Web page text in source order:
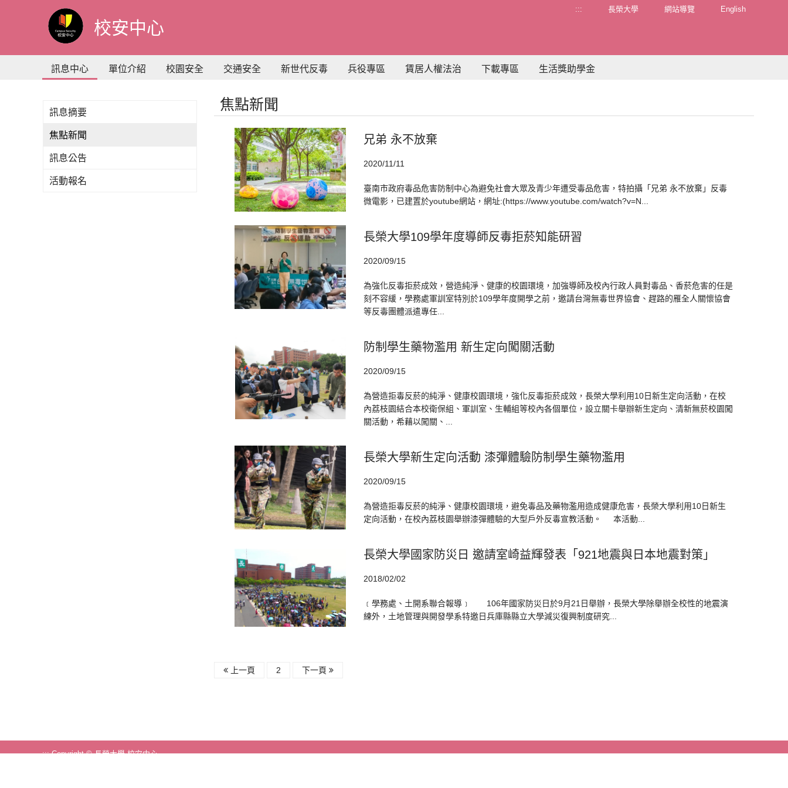
主
要
內
容
校安中心
::: 長榮大學 網站導覽 English
訊息中心 單位介紹 校園安全 交通安全 新世代反毒 兵役專區 賃居人權法治 下載專區 生活獎助學金
焦點新聞
兄弟 永不放棄
2020/11/11
臺南市政府毒品危害防制中心為避免社會大眾及青少年遭受毒品危害，特拍攝「兄弟 永不放棄」反毒
微電影，已建置於youtube網站，網址:(https://www.youtube.com/watch?v=N...
長榮大學109學年度導師反毒拒菸知能研習
2020/09/15
為強化反毒拒菸成效，營造純淨、健康的校園環境，加強導師及校內行政人員對毒品、香菸危害的任是
刻不容緩，學務處軍訓室特別於109學年度開學之前，邀請台灣無毒世界協會、趕路的雁全人關懷協會
等反毒團體派遣專任...
防制學生藥物濫用 新生定向闖關活動
2020/09/15
為營造拒毒反菸的純淨、健康校園環境，強化反毒拒菸成效，長榮大學利用10日新生定向活動，在校
內荔枝園結合本校衛保組、軍訓室、生輔組等校內各個單位，設立關卡舉辦新生定向、清新無菸校園闖
關活動，希藉以闖關、...
長榮大學新生定向活動 漆彈體驗防制學生藥物濫用
2020/09/15
為營造拒毒反菸的純淨、健康校園環境，避免毒品及藥物濫用造成健康危害，長榮大學利用10日新生
定向活動，在校內荔枝園舉辦漆彈體驗的大型戶外反毒宣教活動。 本活動...
長榮大學國家防災日 邀請室崎益輝發表「921地震與日本地震對策」
2018/02/02
﹝學務處、土開系聯合報導﹞ 106年國家防災日於9月21日舉辦，長榮大學除舉辦全校性的地震演
練外，土地管理與開發學系特邀日兵庫縣縣立大學減災復興制度研究...
上一頁 2 下一頁
訊息摘要
焦點新聞
訊息公告
活動報名
:::Copyright © 長榮大學 校安中心